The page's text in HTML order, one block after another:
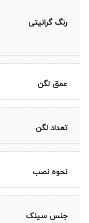
رنگ گرانیتی
عمق لگن
تعداد لگن
نحوه نصب
جنس سینک